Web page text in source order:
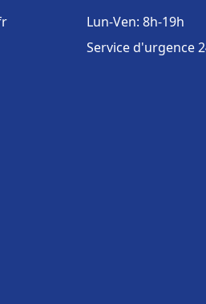
Lun-Ven: 8h-19h
Service d'urgence